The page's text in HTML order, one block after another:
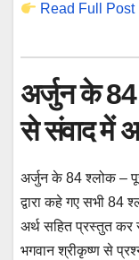
Read Full Post
अर्जुन के 84
से संवाद में
अर्जुन के 84 श्लोक –
द्वारा कहे गए सभी 84
अर्थ सहित प्रस्तुत कर
भगवान श्रीकृष्ण से